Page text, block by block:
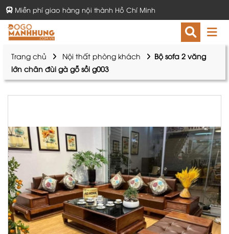
Miễn phí giao hàng nội thành Hồ Chí Minh
Trang chủ Nội thất phòng khách
Bộ sofa 2 văng
lớn chân đùi gà gỗ sồi g003